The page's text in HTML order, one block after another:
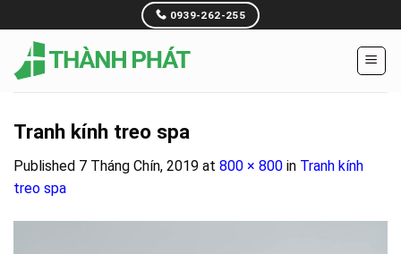
to
content
0939-262-255
Tranh kính treo spa
Published 7 Tháng Chín, 2019 at 800 × 800 in Tranh kính
treo spa